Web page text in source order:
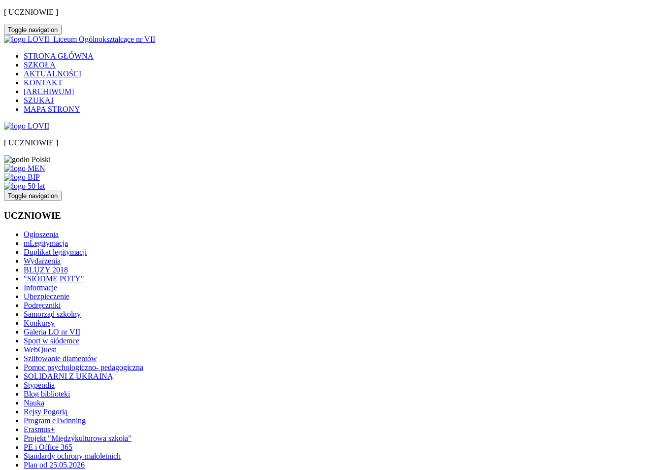
[ UCZNIOWIE ]
Toggle navigation
Liceum Ogólnokształcące nr VII
STRONA GŁÓWNA
SZKOŁA
AKTUALNOŚCI
KONTAKT
[ARCHIWUM]
SZUKAJ
MAPA STRONY
[ UCZNIOWIE ]
Toggle navigation
UCZNIOWIE
Ogłoszenia
mLegitymacja
Duplikat legitymacji
Wydarzenia
BLUZY 2018
"SIÓDME POTY"
Informacje
Ubezpieczenie
Podręczniki
Samorząd szkolny
Konkursy
Galeria LO nr VII
Sport w siódemce
WebQuest
Szlifowanie diamentów
Pomoc psychologiczno- pedagogiczna
SOLIDARNI Z UKRAINĄ
Stypendia
Blog biblioteki
Nauka
Rejsy Pogorią
Program eTwinning
Erasmus+
Projekt "Międzykulturowa szkoła"
PE i Office 365
Standardy ochrony małoletnich
Plan od 25.05.2026